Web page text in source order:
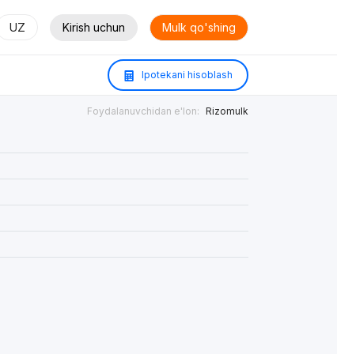
UZ Kirish uchun Mulk qo'shing
Ipotekani hisoblash
Foydalanuvchidan e'lon: Rizomulk